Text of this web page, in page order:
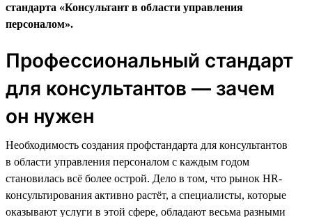
стандарта «Консультант в области управления
персоналом».
Профессиональный стандарт
для консультантов — зачем
он нужен
Необходимость создания профстандарта для консультантов
в области управления персоналом с каждым годом
становилась всё более острой. Дело в том, что рынок HR-
консультирования активно растёт, а специалисты, которые
оказывают услуги в этой сфере, обладают весьма разными